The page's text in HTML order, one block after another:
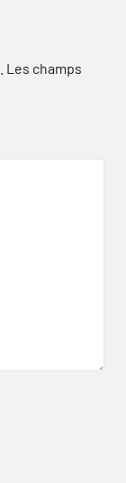
Les champs